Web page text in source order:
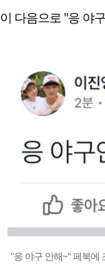
이 다음으로 "응 야
"응 야구 안해~" 페북에